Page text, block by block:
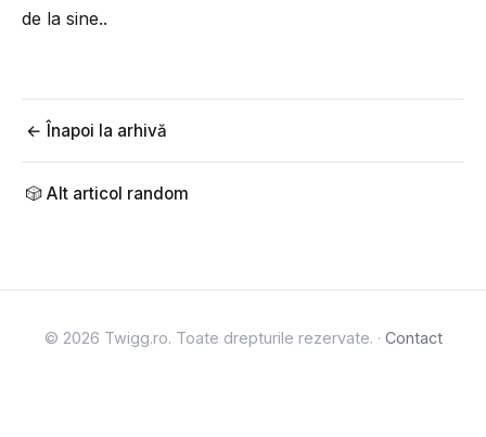
de la sine..
← Înapoi la arhivă
🎲 Alt articol random
© 2026 Twigg.ro. Toate drepturile rezervate. · Contact